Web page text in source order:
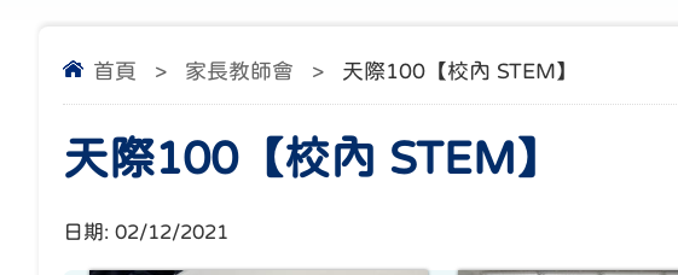
首頁 > 家長教師會 > 天際100【校內 STEM】
天際100【校內 STEM】
日期: 02/12/2021